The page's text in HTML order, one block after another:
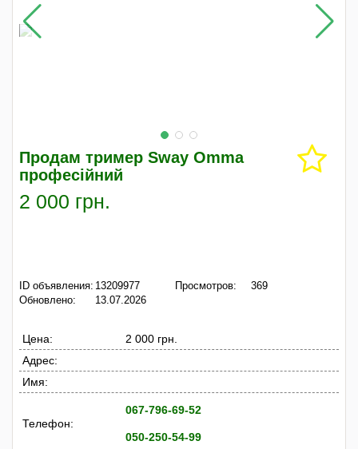
Продам тример Sway Omma
професійний
2 000 грн.
ID объявления: 13209977
Обновлено:
13.07.2026
Просмотров: 369
Цена:
2 000 грн.
Адрес:
Имя:
Телефон:
067-796-69-52
050-250-54-99